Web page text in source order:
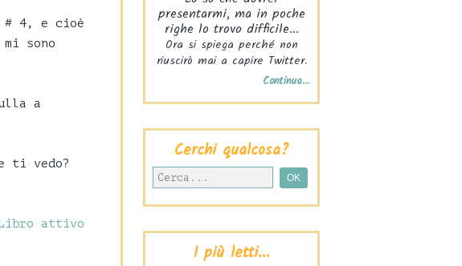
# 4, e cioè
sono
a
ti vedo?
attivo
presentarmi, ma in poche
righe lo trovo difficile...
Ora si spiega perché non
riuscirò mai a capire Twitter.
Continua...
Cerchi qualcosa?
I più letti...